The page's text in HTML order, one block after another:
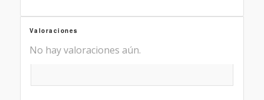
Valoraciones
No hay valoraciones aún.